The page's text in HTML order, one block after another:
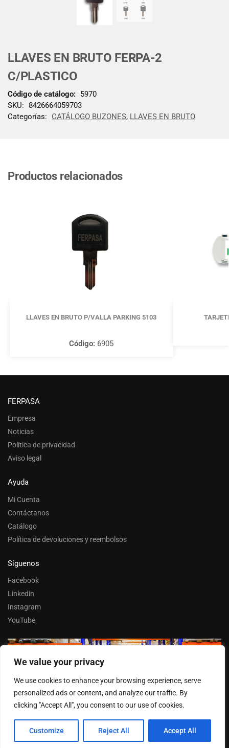
We value your privacy
We use cookies to enhance your browsing experience, serve
personalized ads or content, and analyze our traffic. By
clicking "Accept All", you consent to our use of cookies.
Customize Reject All Accept All
LLAVES EN BRUTO FERPA-2
C/PLASTICO
Código de catálogo:
5970
SKU: 8426664059703
Categorías:
CATÁLOGO BUZONES, LLAVES EN BRUTO
Productos relacionados
LLAVES EN BRUTO P/VALLA PARKING 5103
Código: 6905
FERPASA
Empresa
Noticias
Política de privacidad
Aviso legal
Ayuda
Mi Cuenta
Contáctanos
Catálogo
Política de devoluciones y reembolsos
Síguenos
Facebook
Linkedin
Instagram
YouTube
Trabaja con nosotros
Entrar
© FERPASA 2025 –